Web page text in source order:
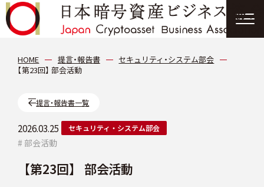
協会について
会員紹介
ニュース
HOME 提言・報告書
セキュリティ・システム部会
【第23回】 部会活動
提言・報告書一覧
2026.03.25 セキュリティ・システム部会
# 部会活動
【第23回】 部会活動